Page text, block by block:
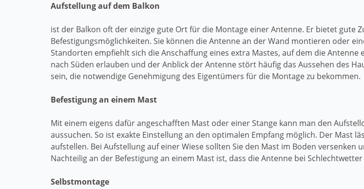
Aufstellung auf dem Balkon
ist der Balkon oft der einzige gute Ort für die Montage einer Antenne. Er bietet gute
Befestigungsmöglichkeiten. Sie können die Antenne an der Wand montieren oder
Standorten empfiehlt sich die Anschaffung eines extra Mastes, auf dem die
nach Süden erlauben und der Anblick der Antenne stört häufig das Aussehen des
sein, die notwendige Genehmigung des Eigentümers für die Montage zu bekommen.
Befestigung an einem Mast
Mit einem eigens dafür angeschafften Mast oder einer Stange kann man den
aussuchen. So ist exakte Einstellung an den optimalen Empfang möglich. Der Mast
aufstellen. Bei Aufstellung auf einer Wiese sollten Sie den Mast im Boden
Nachteilig an der Befestigung an einem Mast ist, dass die Antenne bei
Selbstmontage